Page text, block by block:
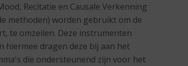
Recitatie en Causale Verkenning
methoden) worden gebruikt om de
te omzeilen. Deze instrumenten
hiermee dragen deze bij aan het
die ondersteunend zijn voor het